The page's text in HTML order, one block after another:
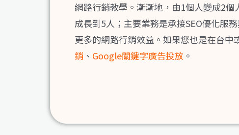
網路行銷教學。 漸漸地，由1個人變成2個
成長到5人；主要業務是承接SEO優化服
更多的網路行銷效益。如果您也是在台中
銷 、 Google關鍵字廣告投放 。